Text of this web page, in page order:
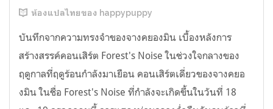
ห้องแปลไทยของ happypuppy
บันทึกจากความทรงจำของจางคยองมิน เบื้องหลังการ
สร้างสรรค์คอนเสิร์ต Forest's Noise ในช่วงใจกลางของ
ฤดูกาลที่ฤดูร้อนกำลังมาเยือน คอนเสิร์ตเดี่ยวของจางคยอ
งมิน ในชื่อ Forest's Noise ที่กำลังจะเกิดขึ้นในวันที่ 18